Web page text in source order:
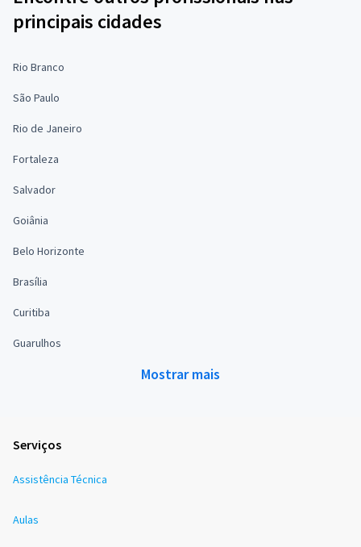
principais cidades
Rio Branco
São Paulo
Rio de Janeiro
Fortaleza
Salvador
Goiânia
Belo Horizonte
Brasília
Curitiba
Guarulhos
Mostrar mais
Serviços
Assistência Técnica
Aulas